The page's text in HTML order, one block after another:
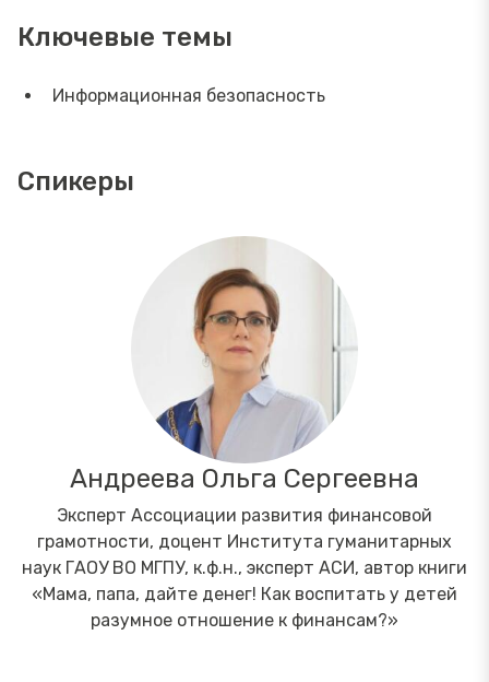
Ключевые темы
Информационная безопасность
Спикеры
Андреева Ольга Сергеевна
Эксперт Ассоциации развития финансовой
грамотности, доцент Института гуманитарных
наук ГАОУ ВО МГПУ, к.ф.н., эксперт АСИ, автор книги
«Мама, папа, дайте денег! Как воспитать у детей
разумное отношение к финансам?»